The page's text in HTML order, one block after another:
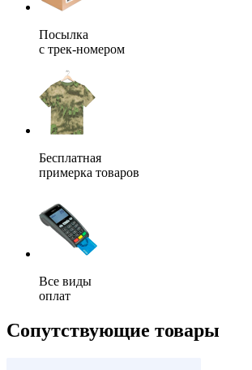
Посылка
с трек-номером
Бесплатная
примерка товаров
Все виды
оплат
Сопутствующие товары